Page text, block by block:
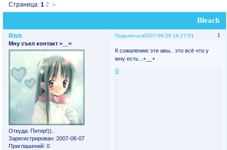
Bleach
Страница:1 2 »
Поделиться 1
2007-09-29 16:27:51
Rish
Мну съел контакт >__<
Откуда: Питер!))..
Зарегистрирован: 2007-06-07
Приглашений: 0
К сожалению эти авы.. это всё что у
мну есть...+__+
0